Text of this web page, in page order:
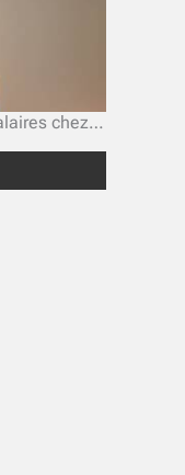
Mutuelle santé et gel des salaires chez Atos Eviden, la destruction programmée du socle social ?